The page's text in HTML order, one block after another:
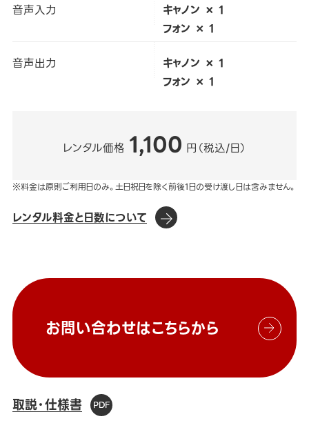
音声入力
キャノン × 1
フォン × 1
音声出力
キャノン × 1
フォン × 1
レンタル価格 1,100 円（税込/日）
※料金は原則ご利用日のみ。土日祝日を除く前後1日の受け渡し日は含みません。
レンタル料金と日数について
お問い合わせはこちらから
取説・仕様書